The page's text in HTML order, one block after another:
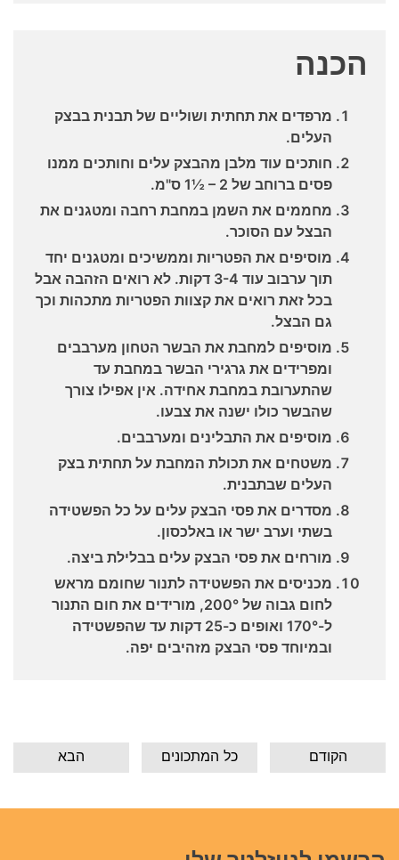
הכנה
מרפדים את תחתית ושוליים של תבנית בבצק
העלים.
חותכים עוד מלבן מהבצק עלים וחותכים ממנו
פסים ברוחב של 2 – ½1 ס"מ.
מחממים את השמן במחבת רחבה ומטגנים את
הבצל עם הסוכר.
מוסיפים את הפטריות וממשיכים ומטגנים יחד
תוך ערבוב עוד 3-4 דקות. לא רואים הזהבה אבל
בכל זאת רואים את קצוות הפטריות מתכהות וכך
גם הבצל.
מוסיפים למחבת את הבשר הטחון מערבבים
ומפרידים את גרגירי הבשר במחבת עד
שהתערובת במחבת אחידה. אין אפילו צורך
שהבשר כולו ישנה את צבעו.
מוסיפים את התבלינים ומערבבים.
משטחים את תכולת המחבת על תחתית בצק
העלים שבתבנית.
מסדרים את פסי הבצק עלים על כל הפשטידה
בשתי וערב ישר או באלכסון.
מורחים את פסי הבצק עלים בבלילת ביצה.
מכניסים את הפשטידה לתנור שחומם מראש
לחום גבוה של 200°, מורידים את חום התנור
ל-170° ואופים כ-25 דקות עד שהפשטידה
ובמיוחד פסי הבצק מזהיבים יפה.
הבא כל המתכונים הקודם